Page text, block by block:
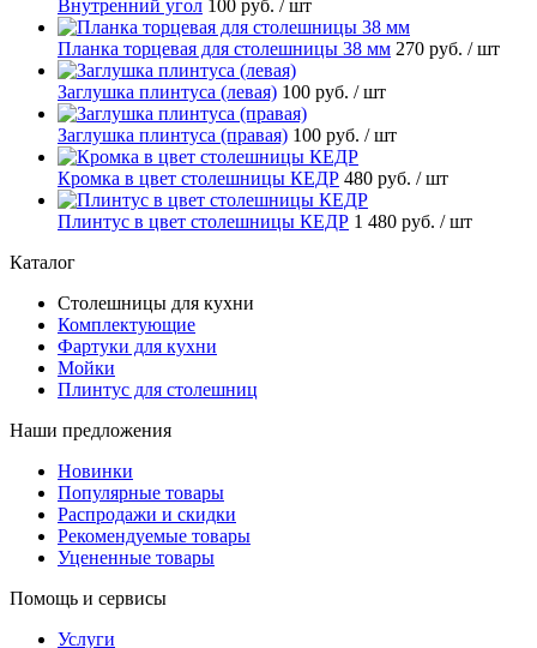
Внутренний угол 100 руб. / шт
Планка торцевая для столешницы 38 мм 270 руб. / шт
Заглушка плинтуса (левая) 100 руб. / шт
Заглушка плинтуса (правая) 100 руб. / шт
Кромка в цвет столешницы КЕДР 480 руб. / шт
Плинтус в цвет столешницы КЕДР 1 480 руб. / шт
Каталог
Столешницы для кухни
Комплектующие
Фартуки для кухни
Мойки
Плинтус для столешниц
Наши предложения
Новинки
Популярные товары
Распродажи и скидки
Рекомендуемые товары
Уцененные товары
Помощь и сервисы
Услуги